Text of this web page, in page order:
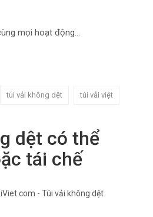
mọi hoạt động...
túi vải không dệt túi vải việt
dệt có thể
tái chế
- Túi vải không dệt